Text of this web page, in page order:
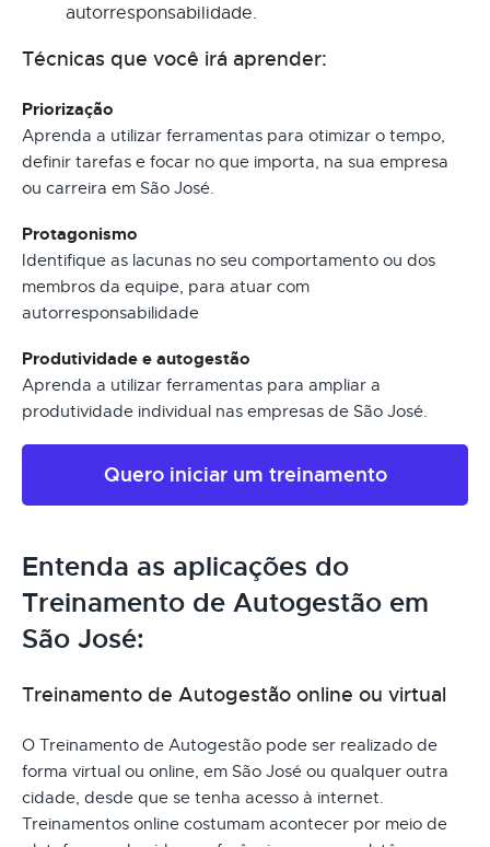
autorresponsabilidade.
Técnicas que você irá aprender:
Priorização
Aprenda a utilizar ferramentas para otimizar o tempo,
definir tarefas e focar no que importa, na sua empresa
ou carreira em São José.
Protagonismo
Identifique as lacunas no seu comportamento ou dos
membros da equipe, para atuar com
autorresponsabilidade
Produtividade e autogestão
Aprenda a utilizar ferramentas para ampliar a
produtividade individual nas empresas de São José.
Quero iniciar um treinamento
Entenda as aplicações do
Treinamento de Autogestão em
São José:
Treinamento de Autogestão online ou virtual
O Treinamento de Autogestão pode ser realizado de
forma virtual ou online, em São José ou qualquer outra
cidade, desde que se tenha acesso à internet.
Treinamentos online costumam acontecer por meio de